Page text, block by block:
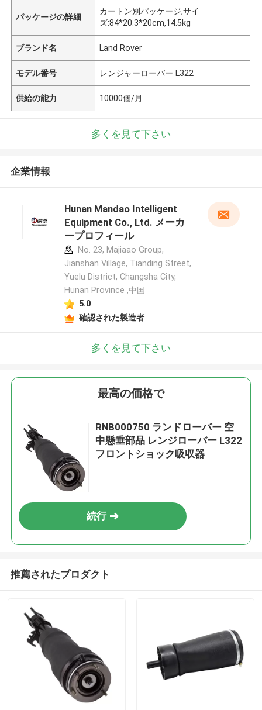
パッケージの詳細
カートン別パッケージ,サイ
ズ:84*20.3*20cm,14.5kg
ブランド名 Land Rover
モデル番号 レンジャーローバー L322
供給の能力 10000個/月
多くを見て下さい
企業情報
Hunan Mandao Intelligent
Equipment Co., Ltd. メーカ
ープロフィール
No. 23, Majiaao Group,
Jianshan Village, Tianding Street,
Yuelu District, Changsha City,
Hunan Province ,中国
5.0
確認された製造者
多くを見て下さい
最高の価格で
RNB000750 ランドローバー 空
中懸垂部品 レンジローバー L322
フロントショック吸収器
続行
推薦されたプロダクト